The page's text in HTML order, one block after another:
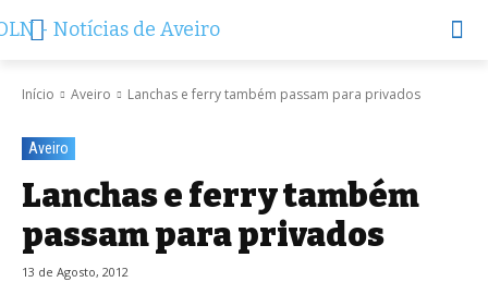
Início Aveiro Lanchas e ferry também passam para privados
Aveiro
Lanchas e ferry também
passam para privados
13 de Agosto, 2012